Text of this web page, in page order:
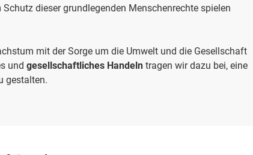
dieser grundlegenden Menschenrechte spielen
mit der Sorge um die Umwelt und die Gesellschaft
und gesellschaftliches Handeln tragen wir dazu bei, eine
gestalten.